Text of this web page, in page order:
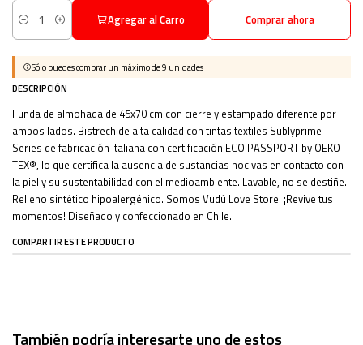
Cantidad Agregar al Carro Comprar ahora
Sólo puedes comprar un máximo de 9 unidades
DESCRIPCIÓN
Funda de almohada de 45x70 cm con cierre y estampado diferente por
ambos lados. Bistrech de alta calidad con tintas textiles Sublyprime
Series de fabricación italiana con certificación ECO PASSPORT by OEKO-
TEX®, lo que certifica la ausencia de sustancias nocivas en contacto con
la piel y su sustentabilidad con el medioambiente. Lavable, no se destiñe.
Relleno sintético hipoalergénico. Somos Vudú Love Store. ¡Revive tus
momentos! Diseñado y confeccionado en Chile.
COMPARTIR ESTE PRODUCTO
También podría interesarte uno de estos